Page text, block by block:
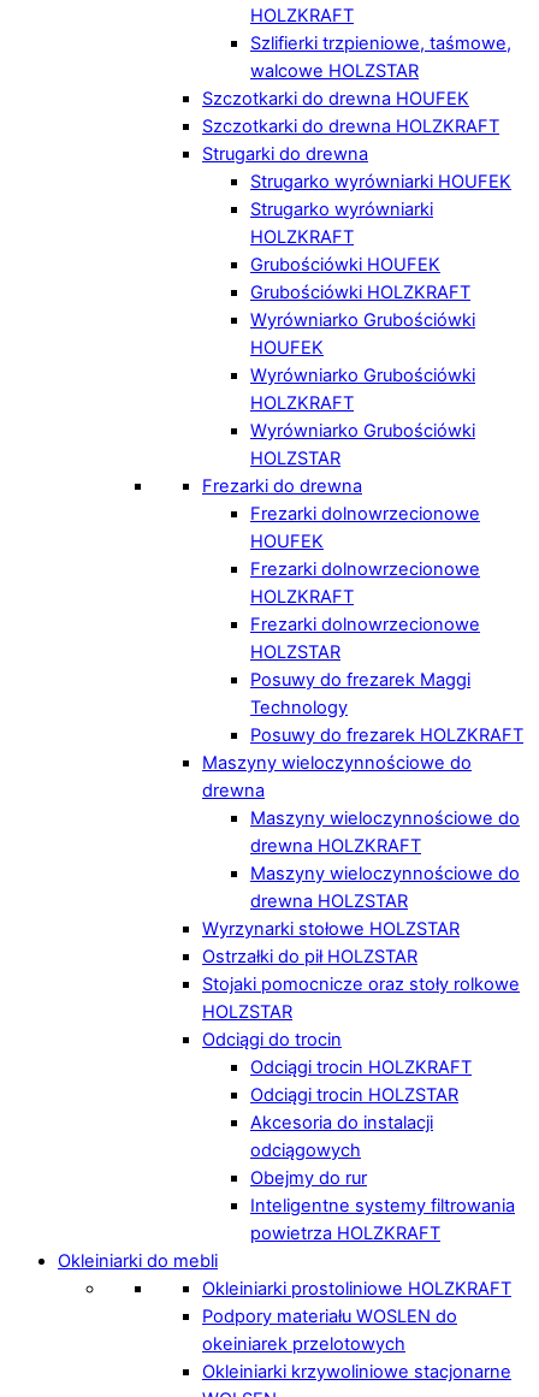
HOLZKRAFT
Szlifierki trzpieniowe, taśmowe,
walcowe HOLZSTAR
Szczotkarki do drewna HOUFEK
Szczotkarki do drewna HOLZKRAFT
Strugarki do drewna
Strugarko wyrówniarki HOUFEK
Strugarko wyrówniarki
HOLZKRAFT
Grubościówki HOUFEK
Grubościówki HOLZKRAFT
Wyrówniarko Grubościówki
HOUFEK
Wyrówniarko Grubościówki
HOLZKRAFT
Wyrówniarko Grubościówki
HOLZSTAR
Frezarki do drewna
Frezarki dolnowrzecionowe
HOUFEK
Frezarki dolnowrzecionowe
HOLZKRAFT
Frezarki dolnowrzecionowe
HOLZSTAR
Posuwy do frezarek Maggi
Technology
Posuwy do frezarek HOLZKRAFT
Maszyny wieloczynnościowe do
drewna
Maszyny wieloczynnościowe do
drewna HOLZKRAFT
Maszyny wieloczynnościowe do
drewna HOLZSTAR
Wyrzynarki stołowe HOLZSTAR
Ostrzałki do pił HOLZSTAR
Stojaki pomocnicze oraz stoły rolkowe
HOLZSTAR
Odciągi do trocin
Odciągi trocin HOLZKRAFT
Odciągi trocin HOLZSTAR
Akcesoria do instalacji
odciągowych
Obejmy do rur
Inteligentne systemy filtrowania
powietrza HOLZKRAFT
Okleiniarki do mebli
Okleiniarki prostoliniowe HOLZKRAFT
Podpory materiału WOSLEN do
okeiniarek przelotowych
Okleiniarki krzywoliniowe stacjonarne